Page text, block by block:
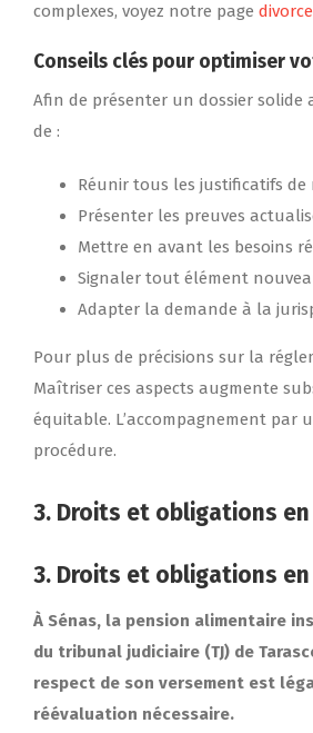
complexes, voyez notre page
Conseils clés pour optimiser
Afin de présenter un dossier solide
de :
Réunir tous les justificatifs de
Présenter les preuves
Mettre en avant les besoins
Signaler tout élément
Adapter la demande à la
Pour plus de précisions sur la
Maîtriser ces aspects augmente
équitable. L’accompagnement par
procédure.
3. Droits et obligations
3. Droits et obligations
À Sénas, la pension alimentaire
du tribunal judiciaire (TJ) de
respect de son versement est
réévaluation nécessaire.